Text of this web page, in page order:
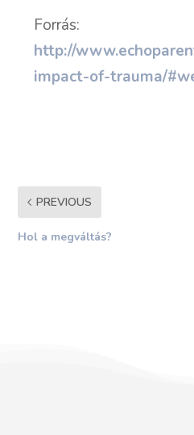
Forrás:
http://
impact-of-trauma/
PREVIOUS
Hol a megváltás?